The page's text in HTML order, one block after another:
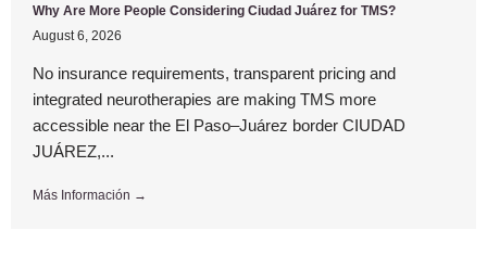
Why Are More People Considering Ciudad Juárez for TMS?
August 6, 2026
No insurance requirements, transparent pricing and
integrated neurotherapies are making TMS more
accessible near the El Paso–Juárez border CIUDAD
JUÁREZ,...
Más Información →